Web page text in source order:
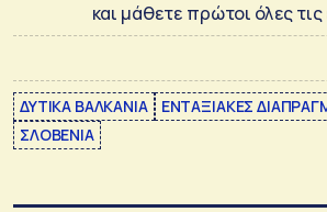
και μάθετε πρώτοι όλες τις
ΔΥΤΙΚΑ ΒΑΛΚΑΝΙΑ
ΕΝΤΑΞΙΑΚΕΣ
ΣΛΟΒΕΝΙΑ